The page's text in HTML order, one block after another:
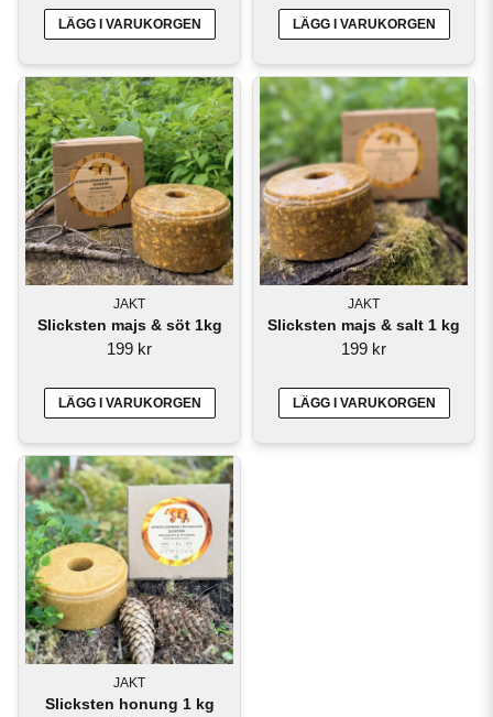
LÄGG I VARUKORGEN LÄGG I VARUKORGEN
JAKT
Slicksten majs & söt 1kg
199 kr
LÄGG I VARUKORGEN
JAKT
Slicksten majs & salt 1 kg
199 kr
LÄGG I VARUKORGEN
JAKT
Slicksten honung 1 kg